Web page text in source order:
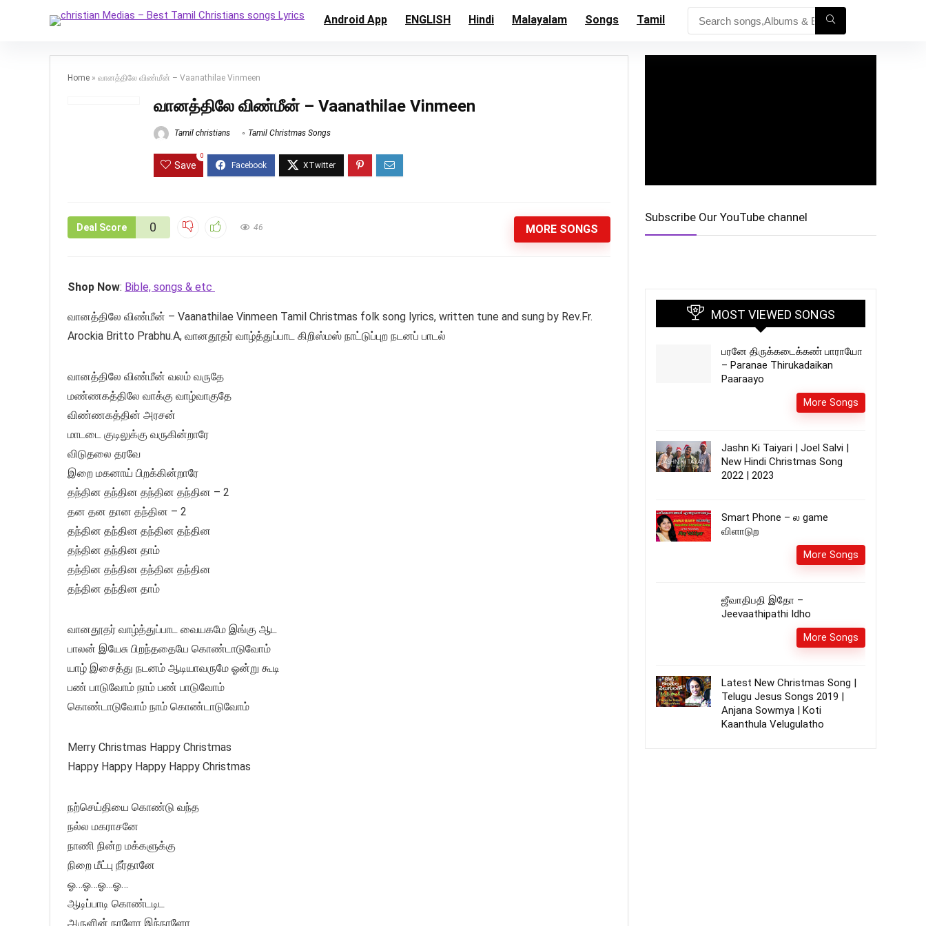
Android App ENGLISH Hindi Malayalam Songs Tamil
Home » வானத்திலே விண்மீன் – Vaanathilae Vinmeen
வானத்திலே விண்மீன் – Vaanathilae Vinmeen
Tamil christians Tamil Christmas Songs
Save
0
Deal Score 0 46 MORE SONGS
Shop Now: Bible, songs & etc
வானத்திலே விண்மீன் – Vaanathilae Vinmeen Tamil Christmas folk song lyrics, written tune and sung by Rev.Fr.
Arockia Britto Prabhu.A, வானதூதர் வாழ்த்துப்பாட கிறிஸ்மஸ் நாட்டுப்புற நடனப் பாடல்
வானத்திலே விண்மீன் வலம் வருதே
மண்ணகத்திலே வாக்கு வாழ்வாகுதே
விண்ணகத்தின் அரசன்
மாடடை குடிலுக்கு வருகின்றாரே
விடுதலை தரவே
இறை மகனாய் பிறக்கின்றாரே
தந்தின தந்தின தந்தின தந்தின – 2
தன தன தான தந்தின – 2
தந்தின தந்தின தந்தின தந்தின
தந்தின தந்தின தாம்
தந்தின தந்தின தந்தின தந்தின
தந்தின தந்தின தாம்
வானதூதர் வாழ்த்துப்பாட வையகமே இங்கு ஆட
பாலன் இயேசு பிறந்ததையே கொண்டாடுவோம்
யாழ் இசைத்து நடனம் ஆடியாவருமே ஓன்று கூடி
பண் பாடுவோம் நாம் பண் பாடுவோம்
கொண்டாடுவோம் நாம் கொண்டாடுவோம்
Merry Christmas Happy Christmas
Happy Happy Happy Happy Christmas
நற்செய்தியை கொண்டு வந்த
நல்ல மகராசனே
நாணி நின்ற மக்களுக்கு
நிறை மீட்பு நீர்தானே
ஓ…ஓ…ஓ…ஓ…
ஆடிப்பாடி கொண்டடிட
அருளின் நாளோ இந்நாளோ
Subscribe Our YouTube channel
MOST VIEWED SONGS
பரனே திருக்கடைக்கண் பாராயோ
– Paranae Thirukadaikan
Paaraayo
More Songs
Jashn Ki Taiyari | Joel Salvi |
New Hindi Christmas Song
2022 | 2023
Smart Phone – ல game
விளாடுற
More Songs
ஜீவாதிபதி இதோ –
Jeevaathipathi Idho
More Songs
Latest New Christmas Song |
Telugu Jesus Songs 2019 |
Anjana Sowmya | Koti
Kaanthula Velugulatho